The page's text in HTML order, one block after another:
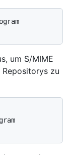
um S/MIME
Repositorys zu